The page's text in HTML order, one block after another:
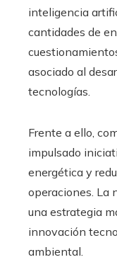
inteligencia
cantidades de
asociado al
tecnologías.
Frente a ello,
impulsado
energética y
operaciones. La
una estrategia
innovación
ambiental.